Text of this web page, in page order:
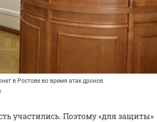
в Ростове во время атак дронов
участились. Поэтому «для защиты»